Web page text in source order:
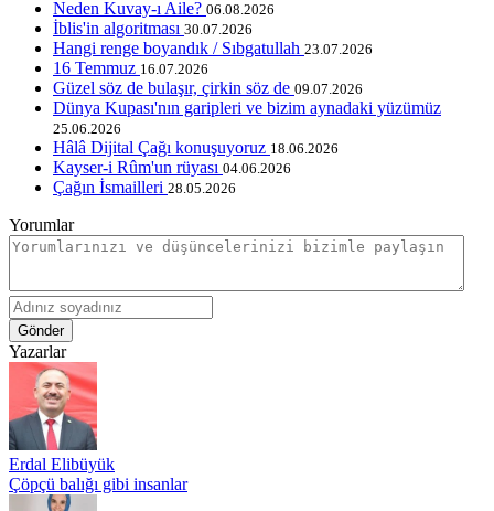
Neden Kuvay-ı Aile? 06.08.2026
İblis'in algoritması 30.07.2026
Hangi renge boyandık / Sıbgatullah 23.07.2026
16 Temmuz 16.07.2026
Güzel söz de bulaşır, çirkin söz de 09.07.2026
Dünya Kupası'nın garipleri ve bizim aynadaki yüzümüz
25.06.2026
Hâlâ Dijital Çağı konuşuyoruz 18.06.2026
Kayser-i Rûm'un rüyası 04.06.2026
Çağın İsmailleri 28.05.2026
Yorumlar
Gönder
Yazarlar
Erdal Elibüyük
Çöpçü balığı gibi insanlar